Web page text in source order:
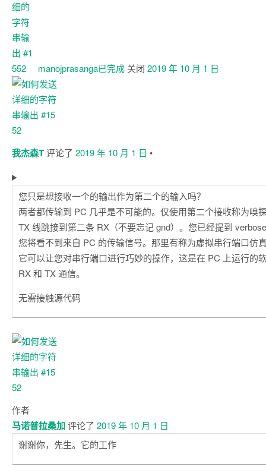
manojprasanga已完成 关闭 2019 年 10 月 1 日
我杰森T评论了 2019 年 10 月 1 日 •
您只是想接收一个的输出作为第二个的输入吗？
两者都传输到 PC 几乎是不可能的。仅使用第二个接收称为嗅
TX 线跳接到第二条 RX（不要忘记 gnd）。您已经提到
您将看不到来自 PC 的传输信号。那里有称为虚拟串行端口仿
它可以让您对串行端口进行巧妙的操作，这是在 PC 上运行的
RX 和 TX 通信。
无需接触源代码
作者
马诺普拉桑加评论了 2019 年 10 月 1 日
谢谢你，先生。它的工作